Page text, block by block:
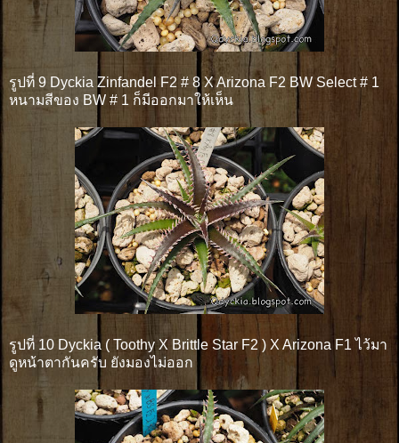
รูปที่ 9 Dyckia Zinfandel F2 # 8 X Arizona F2 BW Select # 1
หนามสีของ BW # 1 ก็มีออกมาให้เห็น
รูปที่ 10 Dyckia ( Toothy X Brittle Star F2 ) X Arizona F1 ไว้มา
ดูหน้าตากันครับ ยังมองไม่ออก